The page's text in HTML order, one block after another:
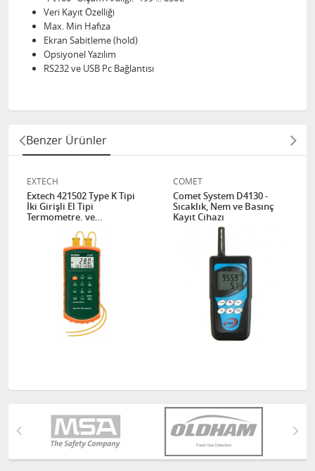
Veri Kayıt Özelliği
Max. Min Hafıza
Ekran Sabitleme (hold)
Opsiyonel Yazılım
RS232 ve USB Pc Bağlantısı
Benzer Ürünler
EXTECH
Extech 421502 Type K Tipi
İki Girişli El Tipi
Termometre. ve
COMET
Comet System D4130 -
Sıcaklık, Nem ve Basınç
Kayıt Cihazı